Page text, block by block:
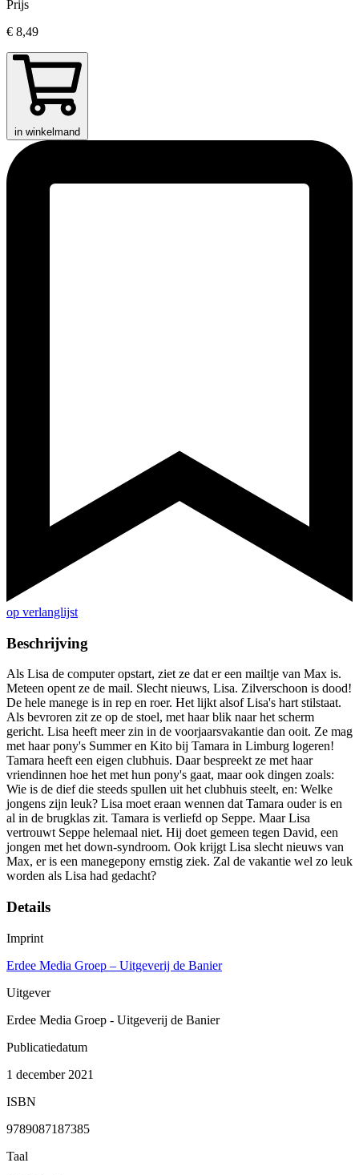
Prijs
€ 8,49
in winkelmand
op verlanglijst
Beschrijving
Als Lisa de computer opstart, ziet ze dat er een mailtje van Max is.
Meteen opent ze de mail. Slecht nieuws, Lisa. Zilverschoon is dood!
De hele manege is in rep en roer. Het lijkt alsof Lisa's hart stilstaat.
Als bevroren zit ze op de stoel, met haar blik naar het scherm
gericht. Lisa heeft meer zin in de voorjaarsvakantie dan ooit. Ze mag
met haar pony's Summer en Kito bij Tamara in Limburg logeren!
Tamara heeft een eigen clubhuis. Daar bespreekt ze met haar
vriendinnen hoe het met hun pony's gaat, maar ook dingen zoals:
Wie is de dief die steeds spullen uit het clubhuis steelt, en: Welke
jongens zijn leuk? Lisa moet eraan wennen dat Tamara ouder is en
al in de brugklas zit. Tamara is verliefd op Seppe. Maar Lisa
vertrouwt Seppe helemaal niet. Hij doet gemeen tegen David, een
jongen met het down-syndroom. Ook krijgt Lisa slecht nieuws van
Max, er is een manegepony ernstig ziek. Zal de vakantie wel zo leuk
worden als Lisa had gedacht?
Details
Imprint
Erdee Media Groep – Uitgeverij de Banier
Uitgever
Erdee Media Groep - Uitgeverij de Banier
Publicatiedatum
1 december 2021
ISBN
9789087187385
Taal